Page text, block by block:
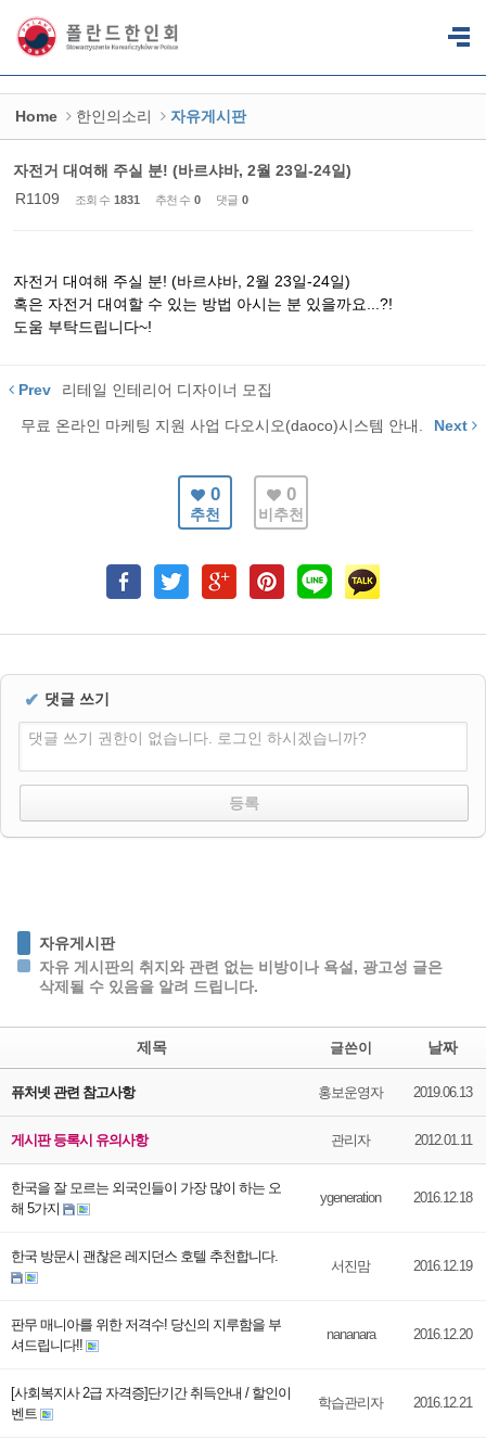
Home 한인의소리 자유게시판
자전거 대여해 주실 분! (바르샤바, 2월 23일-24일)
R1109
조회 수 1831 추천 수 0 댓글 0
자전거 대여해 주실 분! (바르샤바, 2월 23일-24일)
혹은 자전거 대여할 수 있는 방법 아시는 분 있을까요...?!
도움 부탁드립니다~!
Prev 리테일 인테리어 디자이너 모집
무료 온라인 마케팅 지원 사업 다오시오(daoco)시스템 안내. Next
0
추천
0
비추천
✔ 댓글 쓰기
댓글 쓰기 권한이 없습니다. 로그인 하시겠습니까?
자유게시판
자유 게시판의 취지와 관련 없는 비방이나 욕설, 광고성 글은
삭제될 수 있음을 알려 드립니다.
제목 글쓴이 날짜
퓨처넷 관련 참고사항 홍보운영자 2019.06.13
게시판 등록시 유의사항 관리자 2012.01.11
한국을 잘 모르는 외국인들이 가장 많이 하는 오
해 5가지
ygeneration 2016.12.18
한국 방문시 괜찮은 레지던스 호텔 추천합니다.
서진맘 2016.12.19
판무 매니아를 위한 저격수! 당신의 지루함을 부
셔드립니다!!
nananara 2016.12.20
[사회복지사 2급 자격증]단기간 취득안내 / 할인이
벤트
학습관리자 2016.12.21